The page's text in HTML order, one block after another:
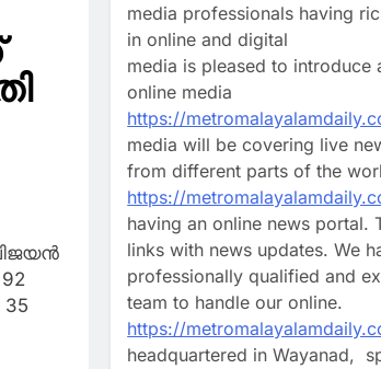
മുഖ്യമന്ത്രി; തിരച്ചിൽ
കൂടെയാകുമ്പോൾ ‘സൂപ്പർ ഹോളിഡേ’!
media professionals having
in online and digital
media is pleased to introduce
online media
https://
media will be covering live
from different parts of the
https://
having an online news portal.
links with news updates. We
professionally qualified and
team to handle our online.
https://
headquartered in Wayanad,